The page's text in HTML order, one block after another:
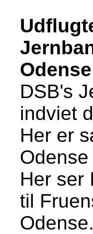
Odense
DSB's
indviet
Her er
Her ser
til
Odense.